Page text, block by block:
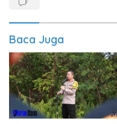
Baca Juga